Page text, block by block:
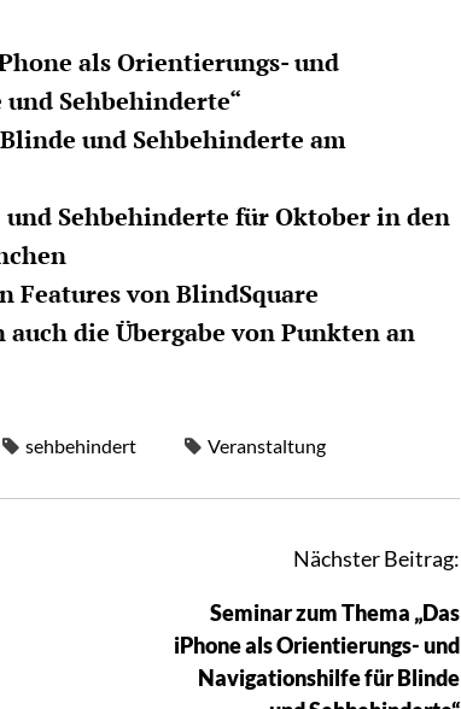
als Orientierungs- und
Sehbehinderte“
und Sehbehinderte am
Sehbehinderte für Oktober in den
Features von BlindSquare
die Übergabe von Punkten an
sehbehindert Veranstaltung
Nächster Beitrag:
Seminar zum Thema „Das
iPhone als Orientierungs- und
Navigationshilfe für Blinde